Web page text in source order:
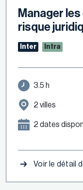
Manager
risque
Inter Intra
3.5 h
2 villes
2 dates
Voir le détail